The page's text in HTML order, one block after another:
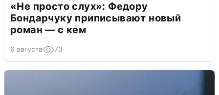
«Не просто слух»: Федору
Бондарчуку приписывают новый
роман — с кем
6 августа 73